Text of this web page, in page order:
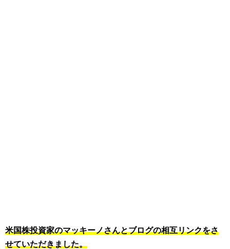
米国株投資家のマッキーノさんとブログの相互リンクをさ
せていただきました。